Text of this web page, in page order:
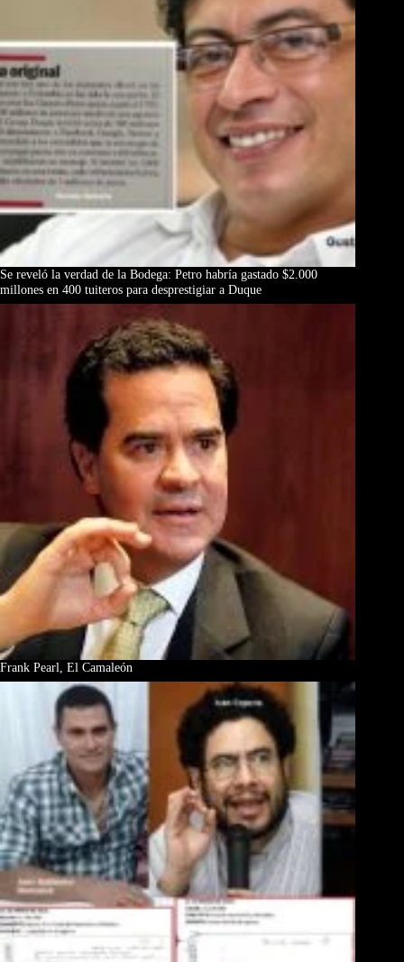
Se reveló la verdad de la Bodega: Petro habría gastado $2.000
millones en 400 tuiteros para desprestigiar a Duque
Frank Pearl, El Camaleón